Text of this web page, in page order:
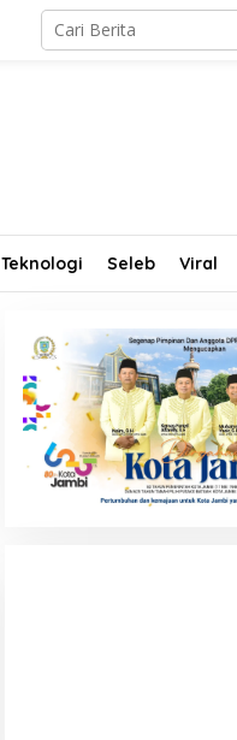
Teknologi Seleb Viral
Kasus Kematian Polisi di
Tanjab Timur: Polda
Tetapkan 6 Tersangka
Termasuk 5 Anggota